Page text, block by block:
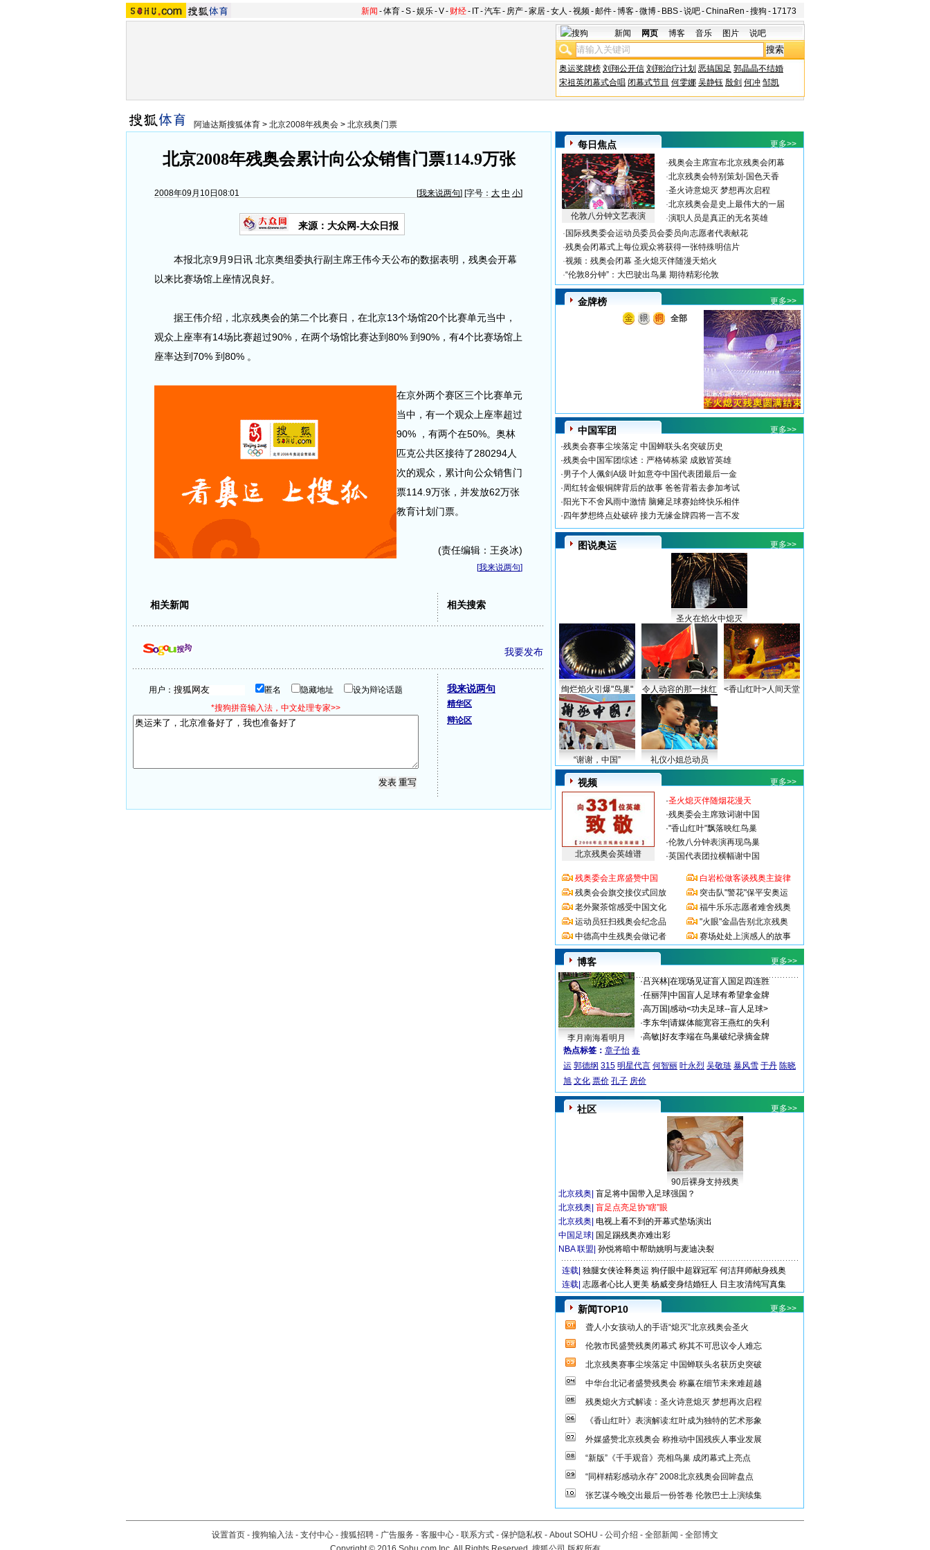
新闻 -体育-S-娱乐-V- 财经- IT-汽车- 房产-家居-女人 -视频-邮件-博客-微博- BBS-说吧-ChinaRen -搜狗 - 17173
新闻 网页 博客 音乐 图片 说吧
奥运奖牌榜 刘翔公开信 刘翔治疗计划 恶搞国足 郭晶晶不结婚
宋祖英闭幕式合唱 闭幕式节目 何雯娜 吴静钰 殷剑 何冲 邹凯
阿迪达斯搜狐体育 > 北京2008年残奥会 > 北京残奥门票
北京2008年残奥会累计向公众销售门票114.9万张
2008年09月10日08:01 [我来说两句] [字号： 大 中 小]
来源：大众网-大众日报
本报北京9月9日讯 北京奥组委执行副主席王伟今天公布的数据表明，残奥会开幕
以来比赛场馆上座情况良好。
据王伟介绍，北京残奥会的第二个比赛日，在北京13个场馆20个比赛单元当中，
观众上座率有14场比赛超过90%，在两个场馆比赛达到80% 到90%，有4个比赛场馆上
座率达到70% 到80% 。
在京外两个赛区三个比赛单元
当中，有一个观众上座率超过
90% ，有两个在50%。奥林
匹克公共区接待了280294人
次的观众，累计向公众销售门
票114.9万张，并发放62万张
教育计划门票。
(责任编辑：王炎冰)
[我来说两句]
相关新闻 相关搜索
我要发布
用户： 匿名 隐藏地址
设为辩论话题
*搜狗拼音输入法，中文处理专家>>
我来说两句
精华区
辩论区
每日焦点 更多>>
伦敦八分钟文艺表演
·残奥会主席宣布北京残奥会闭幕
·北京残奥会特别策划-国色天香
·圣火诗意熄灭 梦想再次启程
·北京残奥会是史上最伟大的一届
·演职人员是真正的无名英雄
· 国际残奥委会运动员委员会委员向志愿者代表献花
·残奥会闭幕式上每位观众将获得一张特殊明信片
·视频：残奥会闭幕 圣火熄灭伴随漫天焰火
·“伦敦8分钟”：大巴驶出鸟巢 期待精彩伦敦
金牌榜
更多>>
全部
中国军团
更多>>
·残奥会赛事尘埃落定 中国蝉联头名突破历史
·残奥会中国军团综述：严格铸栋梁 成败皆英雄
·男子个人佩剑A级 叶如意夺中国代表团最后一金
·周红转金银铜牌背后的故事 爸爸背着去参加考试
·阳光下不舍风雨中激情 脑瘫足球赛始终快乐相伴
· 四年梦想终点处破碎 接力无缘金牌四将一言不发
图说奥运 更多>>
圣火在焰火中熄灭
绚烂焰火引爆"鸟巢" 令人动容的那一抹红 <香山红叶>人间天堂
“谢谢，中国” 礼仪小姐总动员
视频 更多>>
北京残奥会英雄谱
·圣火熄灭伴随烟花漫天
·残奥委会主席致词谢中国
·"香山红叶"飘落映红鸟巢
·伦敦八分钟表演再现鸟巢
·英国代表团拉横幅谢中国
残奥委会主席盛赞中国
残奥会会旗交接仪式回放
老外聚茶馆感受中国文化
运动员狂扫残奥会纪念品
中德高中生残奥会做记者
白岩松做客谈残奥主旋律
突击队"警花"保平安奥运
福牛乐乐志愿者难舍残奥
"火眼"金晶告别北京残奥
赛场处处上演感人的故事
博客 更多>>
李月南海看明月
·吕兴林 在现场见证盲人国足四连胜
·任丽萍 中国盲人足球有希望拿金牌
·高万国 感动<功夫足球--盲人足球>
·李东华 请媒体能宽容王燕红的失利
·高敏 好友李端在鸟巢破纪录摘金牌
热点标签： 章子怡 春
运 郭德纲 315 明星代言 何智丽 叶永烈 吴敬琏 暴风雪 于丹 陈晓
旭 文化 票价 孔子 房价
社区 更多>>
90后裸身支持残奥
北京残奥 盲足将中国带入足球强国？
北京残奥 盲足点亮足协“瞎”眼
北京残奥 电视上看不到的开幕式垫场演出
中国足球 国足踢残奥亦难出彩
NBA 联盟 孙悦将暗中帮助姚明与麦迪决裂
连载| 独腿女侠诠释奥运 狗仔眼中超槑冠军 何洁拜师献身残奥
连载| 志愿者心比人更美 杨威变身结婚狂人 日主攻清纯写真集
新闻TOP10
更多>>
聋人小女孩动人的手语“熄灭”北京残奥会圣火
伦敦市民盛赞残奥闭幕式 称其不可思议令人难忘
北京残奥赛事尘埃落定 中国蝉联头名获历史突破
中华台北记者盛赞残奥会 称赢在细节未来难超越
残奥熄火方式解读：圣火诗意熄灭 梦想再次启程
《香山红叶》表演解读:红叶成为独特的艺术形象
外媒盛赞北京残奥会 称推动中国残疾人事业发展
“新版”《千手观音》亮相鸟巢 成闭幕式上亮点
“同样精彩感动永存” 2008北京残奥会回眸盘点
张艺谋今晚交出最后一份答卷 伦敦巴士上演续集
设置首页 - 搜狗输入法 - 支付中心 - 搜狐招聘 - 广告服务 - 客服中心 - 联系方式 - 保护隐私权 - About SOHU - 公司介绍 - 全部新闻 - 全部博文